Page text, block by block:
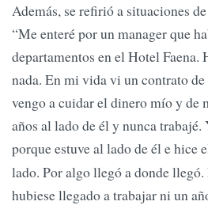
Además, se refirió a situaciones
“Me enteré por un manager que
departamentos en el Hotel Faena.
nada. En mi vida vi un contrato
vengo a cuidar el dinero mío y de
años al lado de él y nunca
porque estuve al lado de él e hice
lado. Por algo llegó a donde
hubiese llegado a trabajar ni un